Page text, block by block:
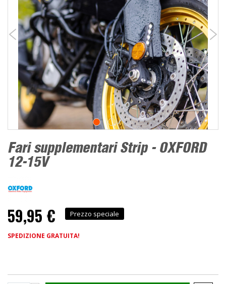
Fari supplementari Strip - OXFORD
12-15V
59,95 € Prezzo speciale
SPEDIZIONE GRATUITA!